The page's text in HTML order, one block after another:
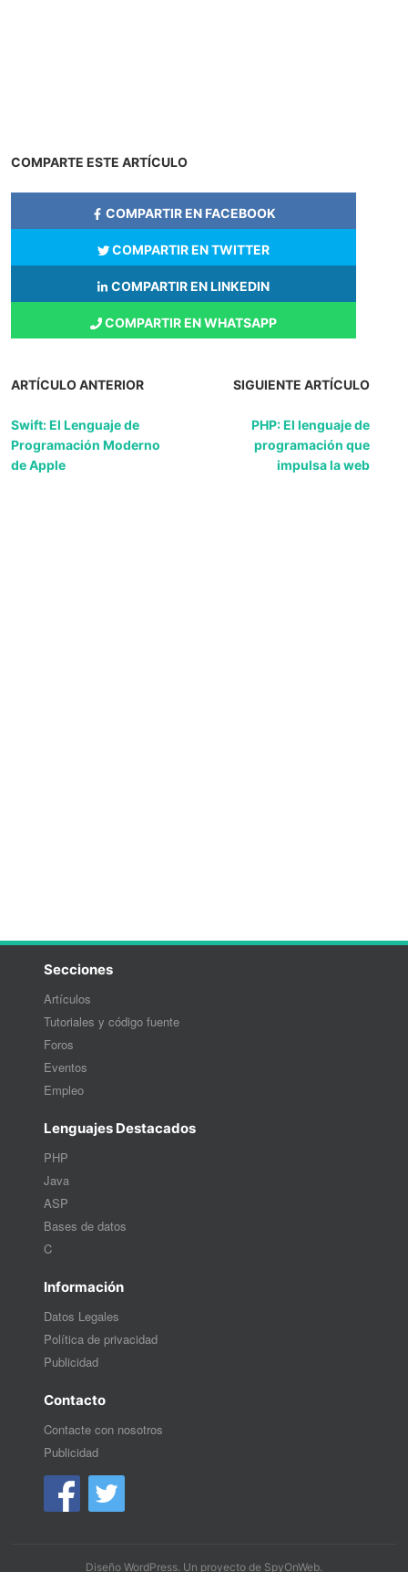
COMPARTE ESTE ARTÍCULO
COMPARTIR EN FACEBOOK
COMPARTIR EN TWITTER
COMPARTIR EN LINKEDIN
COMPARTIR EN WHATSAPP
ARTÍCULO ANTERIOR
Swift: El Lenguaje de
Programación Moderno
de Apple
SIGUIENTE ARTÍCULO
PHP: El lenguaje de
programación que
impulsa la web
Secciones
Artículos
Tutoriales y código fuente
Foros
Eventos
Empleo
Lenguajes Destacados
PHP
Java
ASP
Bases de datos
C
Información
Datos Legales
Política de privacidad
Publicidad
Contacto
Contacte con nosotros
Publicidad
Diseño WordPress. Un proyecto de SpyOnWeb.